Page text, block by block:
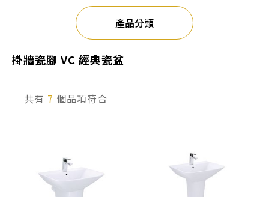
產品型號查詢
搜尋產品
產品分類
掛牆瓷腳 VC 經典瓷盆
共有 7 個品項符合